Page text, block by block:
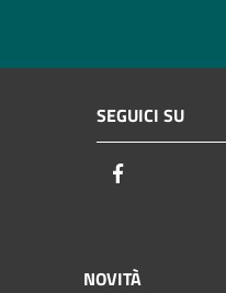
SEGUICI SU
NOVITÀ